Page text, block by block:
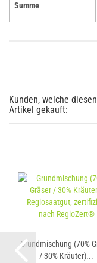
Summe
Kunden, welche
Artikel gekauft:
Grundmischung (70%
/ 30% Kräuter)...